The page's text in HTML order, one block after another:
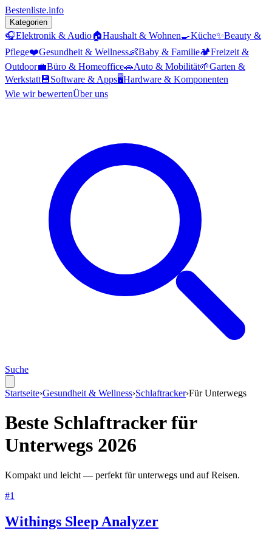
Bestenliste.info
Kategorien
🎧Elektronik & Audio🏠Haushalt & Wohnen🍳Küche✨Beauty &
Pflege❤️Gesundheit & Wellness👶Baby & Familie🏕️Freizeit &
Outdoor💼Büro & Homeoffice🚗Auto & Mobilität🌱Garten &
Werkstatt 💾Software & Apps🖥️Hardware & Komponenten
Wie wir bewertenÜber uns
Suche
Startseite›Gesundheit & Wellness›Schlaftracker›FürUnterwegs
Beste Schlaftrackerfür
Unterwegs 2026
Kompakt und leicht — perfekt für unterwegs und auf Reisen.
#1
Withings Sleep Analyzer